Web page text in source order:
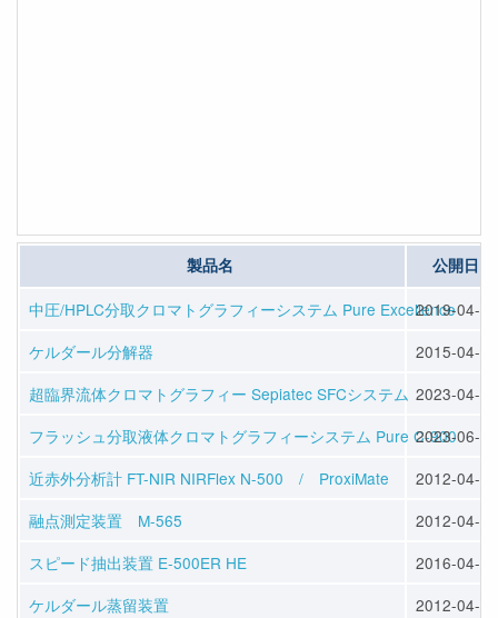
製品名 公開日
中圧/HPLC分取クロマトグラフィーシステム Pure Excellence
2019-04-22
ケルダール分解器
2015-04-10
超臨界流体クロマトグラフィー Sepiatec SFCシステム 2023-04-14
フラッシュ分取液体クロマトグラフィーシステム Pure C-900
2023-06-07
近赤外分析計 FT-NIR NIRFlex N-500 / ProxiMate
2012-04-23
融点測定装置 M-565
2012-04-23
スピード抽出装置 E-500ER HE
2016-04-13
ケルダール蒸留装置
2012-04-25